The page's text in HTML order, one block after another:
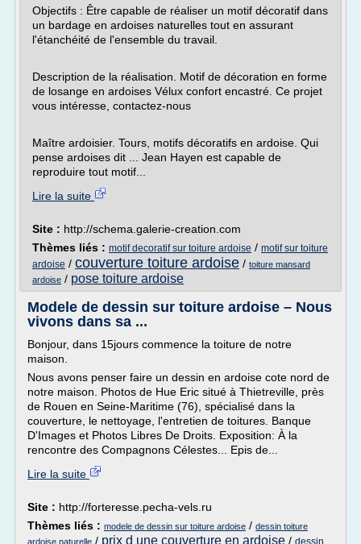
Objectifs : Être capable de réaliser un motif décoratif dans
un bardage en ardoises naturelles tout en assurant
l'étanchéité de l'ensemble du travail.
Description de la réalisation. Motif de décoration en forme
de losange en ardoises Vélux confort encastré. Ce projet
vous intéresse, contactez-nous
Maître ardoisier. Tours, motifs décoratifs en ardoise. Qui
pense ardoises dit ... Jean Hayen est capable de
reproduire tout motif...
Lire la suite
Site : http://schema.galerie-creation.com
Thèmes liés : motif decoratif sur toiture ardoise / motif sur toiture
ardoise / couverture toiture ardoise / toiture mansard
ardoise / pose toiture ardoise
Modele de dessin sur toiture ardoise – Nous
vivons dans sa ...
Bonjour, dans 15jours commence la toiture de notre
maison.
Nous avons penser faire un dessin en ardoise cote nord de
notre maison. Photos de Hue Eric situé à Thietreville, près
de Rouen en Seine-Maritime (76), spécialisé dans la
couverture, le nettoyage, l'entretien de toitures. Banque
D'Images et Photos Libres De Droits. Exposition: À la
rencontre des Compagnons Célestes... Epis de...
Lire la suite
Site : http://forteresse.pecha-vels.ru
Thèmes liés : modele de dessin sur toiture ardoise / dessin toiture
ardoise naturelle / prix d une couverture en ardoise / dessin